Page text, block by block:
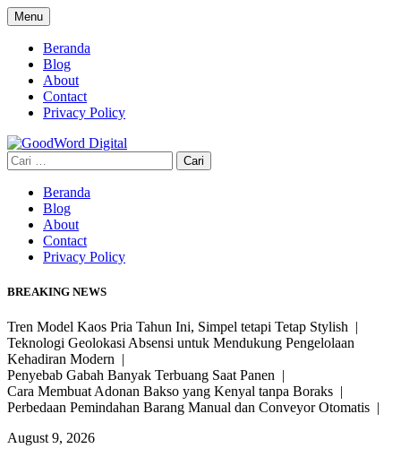
Skip
to
content
Menu
Beranda
Blog
About
Contact
Privacy Policy
Cari
untuk:
Beranda
Blog
About
Contact
Privacy Policy
BREAKING NEWS
Tren Model Kaos Pria Tahun Ini, Simpel tetapi Tetap Stylish |
Teknologi Geolokasi Absensi untuk Mendukung Pengelolaan
Kehadiran Modern |
Penyebab Gabah Banyak Terbuang Saat Panen |
Cara Membuat Adonan Bakso yang Kenyal tanpa Boraks |
Perbedaan Pemindahan Barang Manual dan Conveyor Otomatis |
August 9, 2026